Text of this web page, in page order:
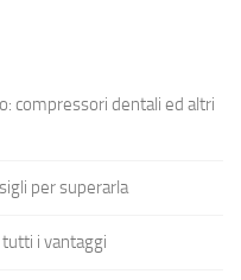
compressori dentali ed altri
per superarla
i vantaggi